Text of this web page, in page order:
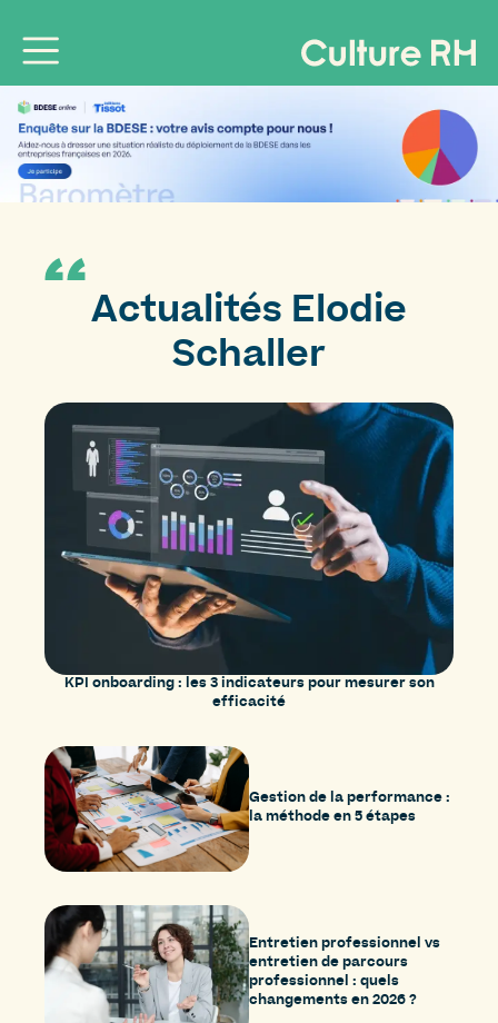
Actualités Elodie
Schaller
KPI onboarding : les 3 indicateurs pour mesurer son
efficacité
Gestion de la performance :
la méthode en 5 étapes
Entretien professionnel vs
entretien de parcours
professionnel : quels
changements en 2026 ?